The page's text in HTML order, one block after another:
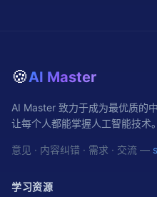
🍪AI Master
AI Master 致力于成为最优质的
让每个人都能掌握人工智能技术。
意见 · 内容纠错 · 需求 · 交流 —
学习资源